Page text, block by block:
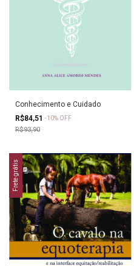
Conhecimento e Cuidado
R$84,51 -10% OFF
R$93,90
Frete grátis